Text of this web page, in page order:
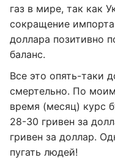
газ в мире, так как
сокращение
доллара позитивно
баланс.
Все это опять-таки
смертельно. По
время (месяц) курс
28-30 гривен за
гривен за доллар.
пугать людей!